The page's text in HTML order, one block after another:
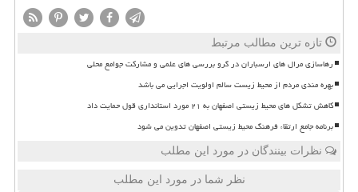
تازه ترین مطالب مرتبط
رهاسازی مرال های ارسباران در گرو بررسی های علمی و مشارکت جوامع محلی
بهره مندی مردم از محیط زیست سالم اولویت اجرایی می باشد
کاهش تشکل های محیط زیستی اصفهان به ۲۱ مورد استانداری قول حمایت داد
برنامه جامع ارتقاء فرهنگ محیط زیستی اصفهان تدوین می شود
نظرات بینندگان در مورد این مطلب
نظر شما در مورد این مطلب